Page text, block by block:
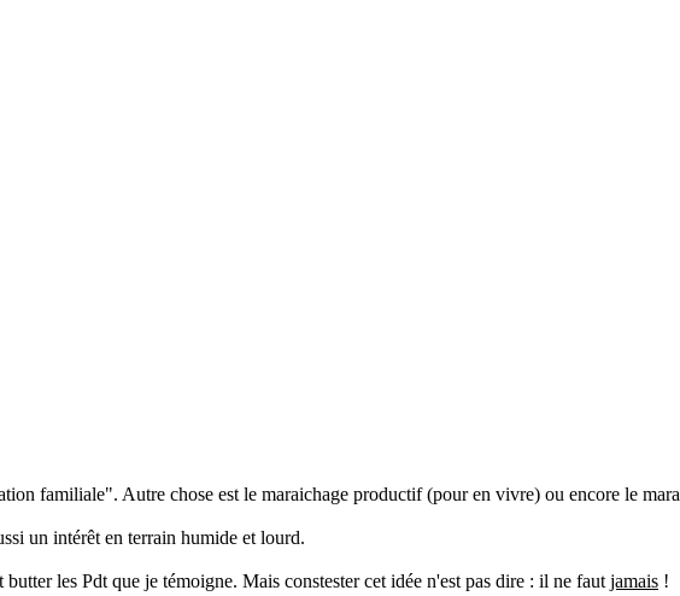
familiale". Autre chose est le maraichage productif (pour en vivre) ou encore le
un intérêt en terrain humide et lourd.
les Pdt que je témoigne. Mais constester cet idée n'est pas dire : il ne faut jamais !